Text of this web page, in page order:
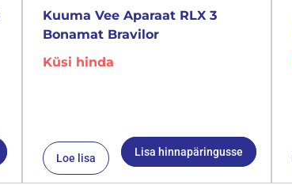
Kuuma Vee Aparaat RLX 3
Bonamat Bravilor
Küsi hinda
Loe lisa Lisa hinnapäringusse